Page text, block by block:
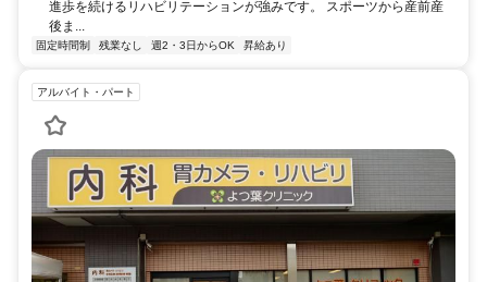
進歩を続けるリハビリテーションが強みです。 スポーツから産前産
後ま...
固定時間制 残業なし 週2・3日からOK 昇給あり
アルバイト・パート